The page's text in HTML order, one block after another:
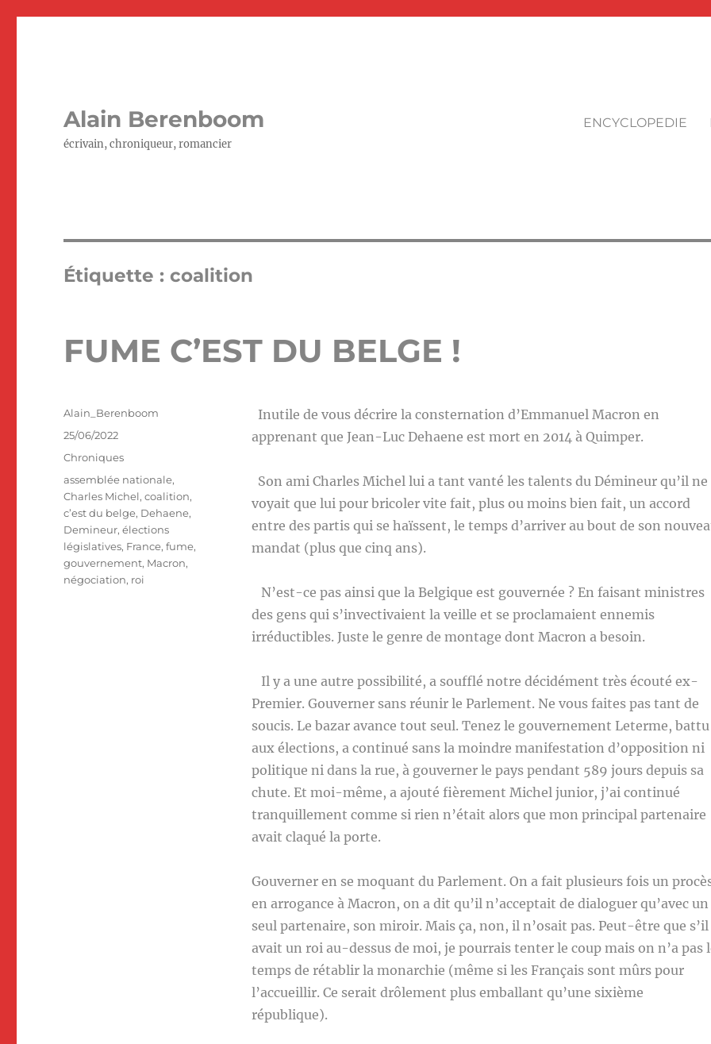
Alain Berenboom
écrivain, chroniqueur, romancier
ENCYCLOPEDIE
Étiquette :coalition
FUME C’EST DU BELGE !
Inutile de vous décrire la consternation d’Emmanuel Macron en
apprenant que Jean-Luc Dehaene est mort en 2014 à Quimper.
Son ami Charles Michel lui a tant vanté les talents du Démineur qu’il ne
voyait que lui pour bricoler vite fait, plus ou moins bien fait, un accord
entre des partis qui se haïssent, le temps d’arriver au bout de son
mandat (plus que cinq ans).
N’est-ce pas ainsi que la Belgique est gouvernée ? En faisant ministres
des gens qui s’invectivaient la veille et se proclamaient ennemis
irréductibles. Juste le genre de montage dont Macron a besoin.
Il y a une autre possibilité, a soufflé notre décidément très écouté ex-
Premier. Gouverner sans réunir le Parlement. Ne vous faites pas tant de
soucis. Le bazar avance tout seul. Tenez le gouvernement Leterme, battu
aux élections, a continué sans la moindre manifestation d’opposition ni
politique ni dans la rue, à gouverner le pays pendant 589 jours depuis sa
chute. Et moi-même, a ajouté fièrement Michel junior, j’ai continué
tranquillement comme si rien n’était alors que mon principal partenaire
avait claqué la porte.
Gouverner en se moquant du Parlement. On a fait plusieurs fois un
en arrogance à Macron, on a dit qu’il n’acceptait de dialoguer qu’avec un
seul partenaire, son miroir. Mais ça, non, il n’osait pas. Peut-être que s’il
avait un roi au-dessus de moi, je pourrais tenter le coup mais on n’a pas
temps de rétablir la monarchie (même si les Français sont mûrs pour
l’accueillir. Ce serait drôlement plus emballant qu’une sixième
république).
Auteur
Alain_Berenboom
Publié
le
25/06/2022
Catégories
Chroniques
Étiquettes
assemblée nationale,
Charles Michel,coalition,
c’est du belge, Dehaene,
Demineur,élections
législatives, France,fume,
gouvernement, Macron,
négociation, roi